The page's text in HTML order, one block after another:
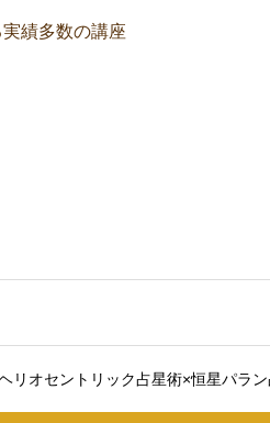
績多数の講座
リオセントリック占星術×恒星パラ